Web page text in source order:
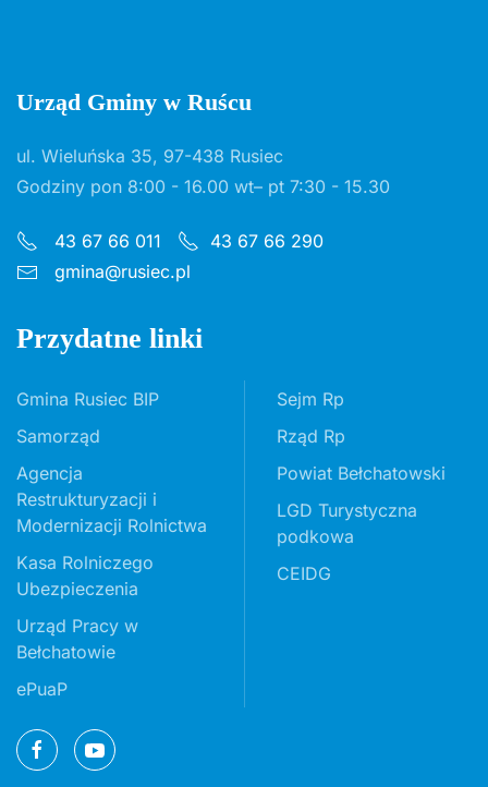
Urząd Gminy w Ruścu
ul. Wieluńska 35, 97-438 Rusiec
Godziny pon 8:00 - 16.00 wt– pt 7:30 - 15.30
43 67 66 011
43 67 66 290
gmina@rusiec.pl
Przydatne linki
Gmina Rusiec BIP
Samorząd
Agencja
Restrukturyzacji i
Modernizacji Rolnictwa
Kasa Rolniczego
Ubezpieczenia
Urząd Pracy w
Bełchatowie
ePuaP
Sejm Rp
Rząd Rp
Powiat Bełchatowski
LGD Turystyczna
podkowa
CEIDG